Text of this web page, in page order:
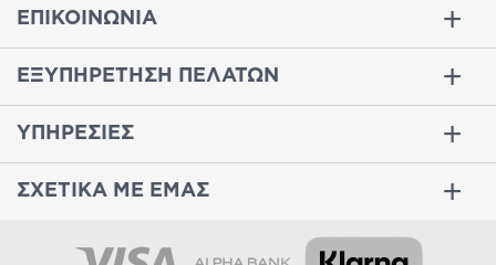
ΕΠΙΚΟΙΝΩΝΙΑ
ΕΞΥΠΗΡΕΤΗΣΗ ΠΕΛΑΤΩΝ
ΥΠΗΡΕΣΙΕΣ
ΣΧΕΤΙΚΑ ΜΕ ΕΜΑΣ